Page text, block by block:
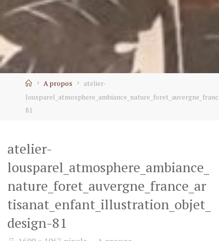
Home
A propos
atelier-
81
atelier-
lousparel_atmosphere_ambiance_
nature_foret_auvergne_france_ar
tisanat_enfant_illustration_objet_
design-81